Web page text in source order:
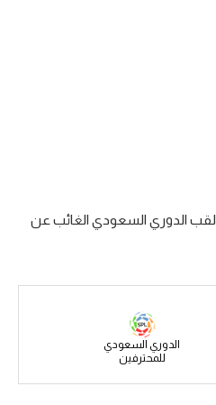
الدوري السعودي الغائب عن
الدوري السعودي
للمحترفين